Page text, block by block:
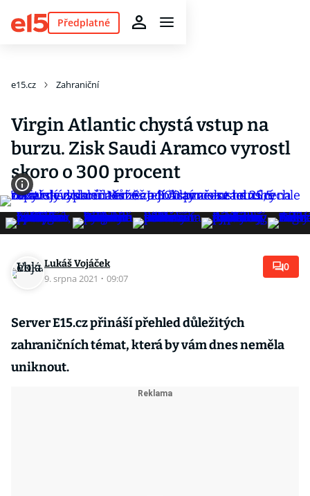
Předplatné
e15.cz Zahraniční
Virgin Atlantic chystá vstup na
burzu. Zisk Saudi Aramco vyrostl
skoro o 300 procent
Lukáš Vojáček
9. srpna 2021 · 09:07
0
Server E15.cz přináší přehled důležitých
zahraničních témat, která by vám dnes neměla
uniknout.